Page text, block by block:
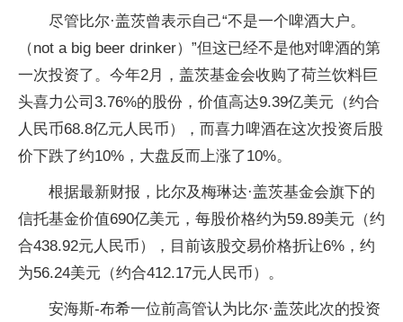
尽管比尔·盖茨曾表示自己“不是一个啤酒大户。
（not a big beer drinker）”但这已经不是他对啤酒的第
一次投资了。今年2月，盖茨基金会收购了荷兰饮料巨
头喜力公司3.76%的股份，价值高达9.39亿美元（约合
人民币68.8亿元人民币），而喜力啤酒在这次投资后股
价下跌了约10%，大盘反而上涨了10%。
根据最新财报，比尔及梅琳达·盖茨基金会旗下的
信托基金价值690亿美元，每股价格约为59.89美元（约
合438.92元人民币），目前该股交易价格折让6%，约
为56.24美元（约合412.17元人民币）。
安海斯-布希一位前高管认为比尔·盖茨此次的投资